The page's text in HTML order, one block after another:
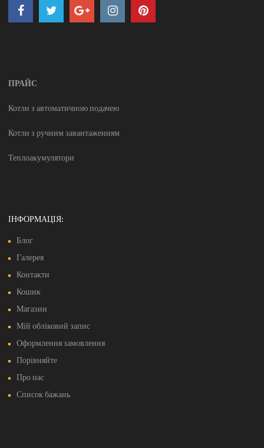
ПРАЙС
Котли з автоматичною подачею
Котли з ручним завантаженням
Теплоакумулятори
ІНФОРМАЦІЯ:
Блог
Галерея
Контакти
Кошик
Магазин
Мій обліковий запис
Оформлення замовлення
Порівняйте
Про нас
Список бажань